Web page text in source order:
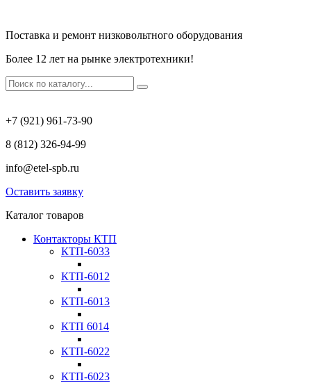
Поставка и ремонт низковольтного оборудования
Более 12 лет на рынке электротехники!
+7 (921) 961-73-90
8 (812) 326-94-99
info@etel-spb.ru
Оставить заявку
Каталог товаров
Контакторы КТП
КТП-6033
КТП-6012
КТП-6013
КТП 6014
КТП-6022
КТП-6023